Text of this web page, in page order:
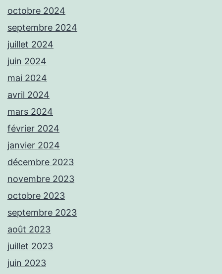
octobre 2024
septembre 2024
juillet 2024
juin 2024
mai 2024
avril 2024
mars 2024
février 2024
janvier 2024
décembre 2023
novembre 2023
octobre 2023
septembre 2023
août 2023
juillet 2023
juin 2023